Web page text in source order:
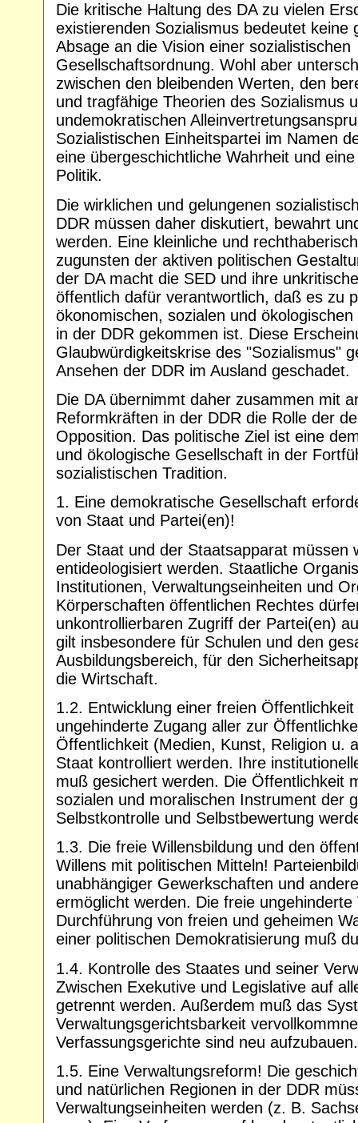
Die kritische Haltung des DA zu vielen
existierenden Sozialismus bedeutet keine
Absage an die Vision einer sozialistischen
Gesellschaftsordnung. Wohl aber
zwischen den bleibenden Werten, den
und tragfähige Theorien des Sozialismus
undemokratischen
Sozialistischen Einheitspartei im Namen
eine übergeschichtliche Wahrheit und
Politik.
Die wirklichen und gelungenen
DDR müssen daher diskutiert, bewahrt
werden. Eine kleinliche und
zugunsten der aktiven politischen
der DA macht die SED und ihre
öffentlich dafür verantwortlich, daß es zu
ökonomischen, sozialen und
in der DDR gekommen ist. Diese
Glaubwürdigkeitskrise des "Sozialismus"
Ansehen der DDR im Ausland geschadet.
Die DA übernimmt daher zusammen mit
Reformkräften in der DDR die Rolle der
Opposition. Das politische Ziel ist eine
und ökologische Gesellschaft in der
sozialistischen Tradition.
1. Eine demokratische Gesellschaft
von Staat und Partei(en)!
Der Staat und der Staatsapparat müssen
entideologisiert werden. Staatliche
Institutionen, Verwaltungseinheiten und
Körperschaften öffentlichen Rechtes
unkontrollierbaren Zugriff der Partei(en)
gilt insbesondere für Schulen und den
Ausbildungsbereich, für den
die Wirtschaft.
1.2. Entwicklung einer freien
ungehinderte Zugang aller zur
Öffentlichkeit (Medien, Kunst, Religion u.
Staat kontrolliert werden. Ihre
muß gesichert werden. Die Öffentlichkeit
sozialen und moralischen Instrument der
Selbstkontrolle und Selbstbewertung
1.3. Die freie Willensbildung und den
Willens mit politischen Mitteln!
unabhängiger Gewerkschaften und
ermöglicht werden. Die freie
Durchführung von freien und geheimen
einer politischen Demokratisierung muß
1.4. Kontrolle des Staates und seiner
Zwischen Exekutive und Legislative auf
getrennt werden. Außerdem muß das
Verwaltungsgerichtsbarkeit
Verfassungsgerichte sind neu aufzubauen.
1.5. Eine Verwaltungsreform! Die
und natürlichen Regionen in der DDR
Verwaltungseinheiten werden (z. B.